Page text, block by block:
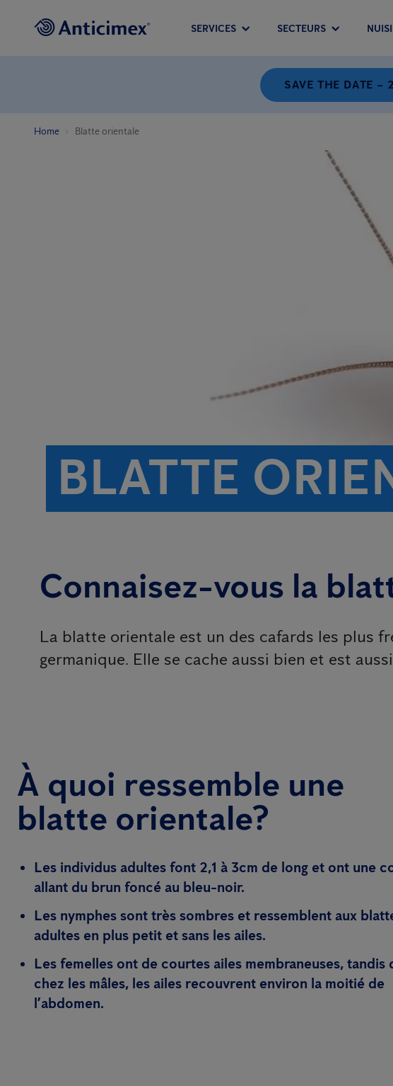
SERVICES SECTEURS
SAVE THE DATE –
Home Blatte orientale
BLATTE
Connaisez-vous la
La blatte orientale est un des cafards les plus
germanique. Elle se cache aussi bien et est
À quoi ressemble une
blatte orientale?
Les individus adultes font 2,1 à 3cm de long et ont une
allant du brun foncé au bleu-noir.
Les nymphes sont très sombres et ressemblent aux
adultes en plus petit et sans les ailes.
Les femelles ont de courtes ailes membraneuses, tandis
chez les mâles, les ailes recouvrent environ la moitié de
l’abdomen.